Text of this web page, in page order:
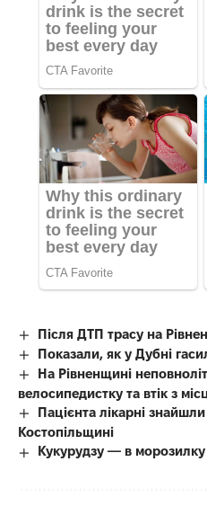
Після ДТП трасу на
Показали, як у Дубні
На Рівненщині
велосипедистку та втік з
Пацієнта лікарні
Костопільщині
Кукурудзу — в морозилку